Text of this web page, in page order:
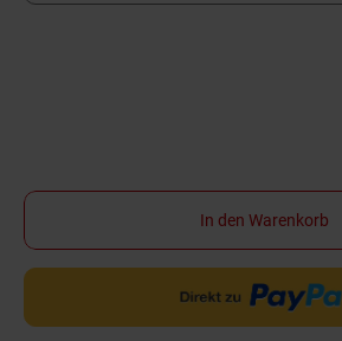
In den Warenkorb